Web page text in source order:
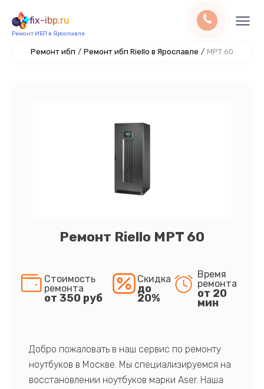
fix-ibp.ru
Ремонт ИБП в Ярославле
Ремонт ибп / Ремонт ибп Riello в Ярославле / MPT 60
Ремонт Riello MPT 60
Стоимость
ремонта
от 350 руб
Скидка
до
20%
Время
ремонта
от 20
мин
Добро пожаловать в наш сервис по ремонту
ноутбуков в Москве. Мы специализируемся на
восстановлении ноутбуков марки Aser. Наша